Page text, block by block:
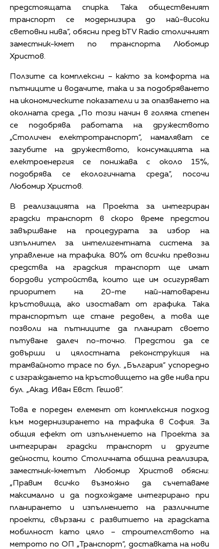
предстоящата спирка. Така общественият
транспорт се модернизира до най-високи
световни нива“, обясни пред bTV Radio столичният
заместник-кмет по транспорта Любомир
Христов.
Ползите са комплексни – както за комфорта на
пътниците и водачите, така и за подобряването
на икономическите показатели и за опазването на
околната среда. „По този начин в голяма степен
се подобрява работата на дружеството
„Столичен електротранспорт“, намаляват се
загубите на дружеството, консумацията на
електроенергия се понижава с около 15%,
подобрява се екологичната среда“, посочи
Любомир Христов.
В реализацията на Проекта за интегриран
градски транспорт в скоро време предстои
завършване на процедурата за избор на
изпълнител за интелигентната система за
управление на трафика. 80% от всички превозни
средства на градския транспорт ще имат
бордови устройства, които ще им осигуряват
приоритет на 20-те най-натоварени
кръстовища, ако изостават от графика. Така
транспортът ще стане редовен, а това ще
позволи на пътниците да планират своето
пътуване далеч по-точно. Предстои да се
довърши и цялостната реконструкция на
трамвайното трасе по бул. „България“ успоредно
с изграждането на кръстовището на две нива при
бул. „Акад. Иван Евст. Гешов“.
Това е пореден елемент от комплексния подход
към модернизирането на трафика в София. За
общия ефект от изпълнението на Проекта за
интегриран градски транспорт и другите
дейности, които Столичната община реализира,
заместник-кметът Любомир Христов обясни:
„Правим всичко възможно да съчетаваме
максимално и да подхождаме интегрирано при
планирането и изпълнението на различните
проекти, свързани с развитието на градската
мобилност като цяло – строителството на
метрото по ОП „Транспорт“, доставката на нови